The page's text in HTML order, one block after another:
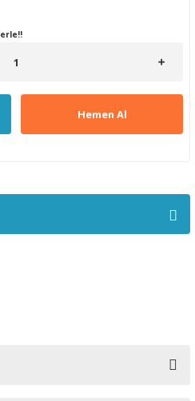
Hemen Al